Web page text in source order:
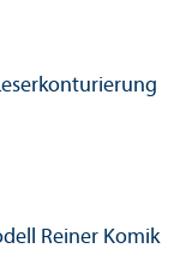
Reiner Komik